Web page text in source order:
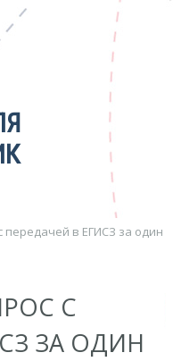
передачей в ЕГИСЗ за один
С
ЗА ОДИН